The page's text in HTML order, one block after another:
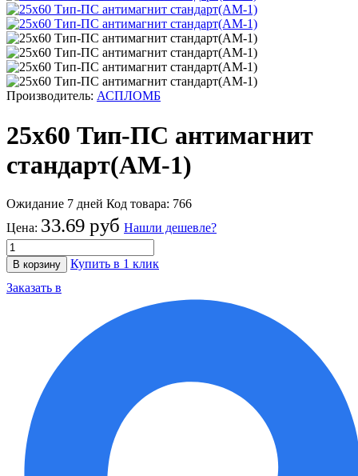
Производитель: АСПЛОМБ
25х60 Тип-ПС антимагнит
стандарт(АМ-1)
Ожидание 7 дней Код товара: 766
Цена: 33.69 руб Нашли дешевле?
В корзину
Купить в 1 клик
Заказать в